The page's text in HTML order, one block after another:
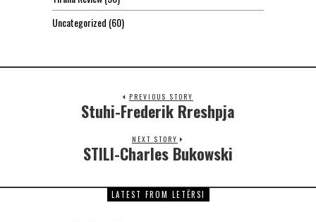
Uncategorized (60)
PREVIOUS STORY
Stuhi-Frederik Rreshpja
NEXT STORY
STILI-Charles Bukowski
LATEST FROM LETËRSI